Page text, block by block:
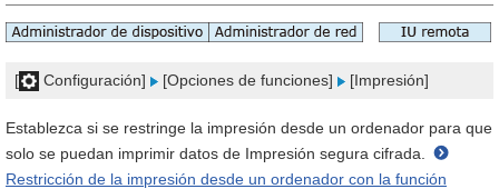
[ Configuración] [Opciones de funciones] [Impresión]
Establezca si se restringe la impresión desde un ordenador para que
solo se puedan imprimir datos de Impresión segura cifrada.
Restricción de la impresión desde un ordenador con la función